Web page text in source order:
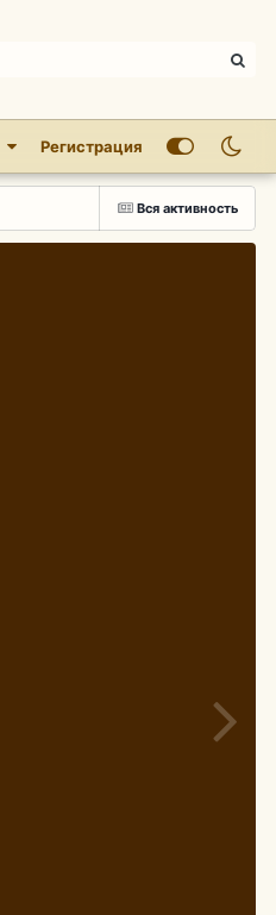
Регистрация
Вся активность